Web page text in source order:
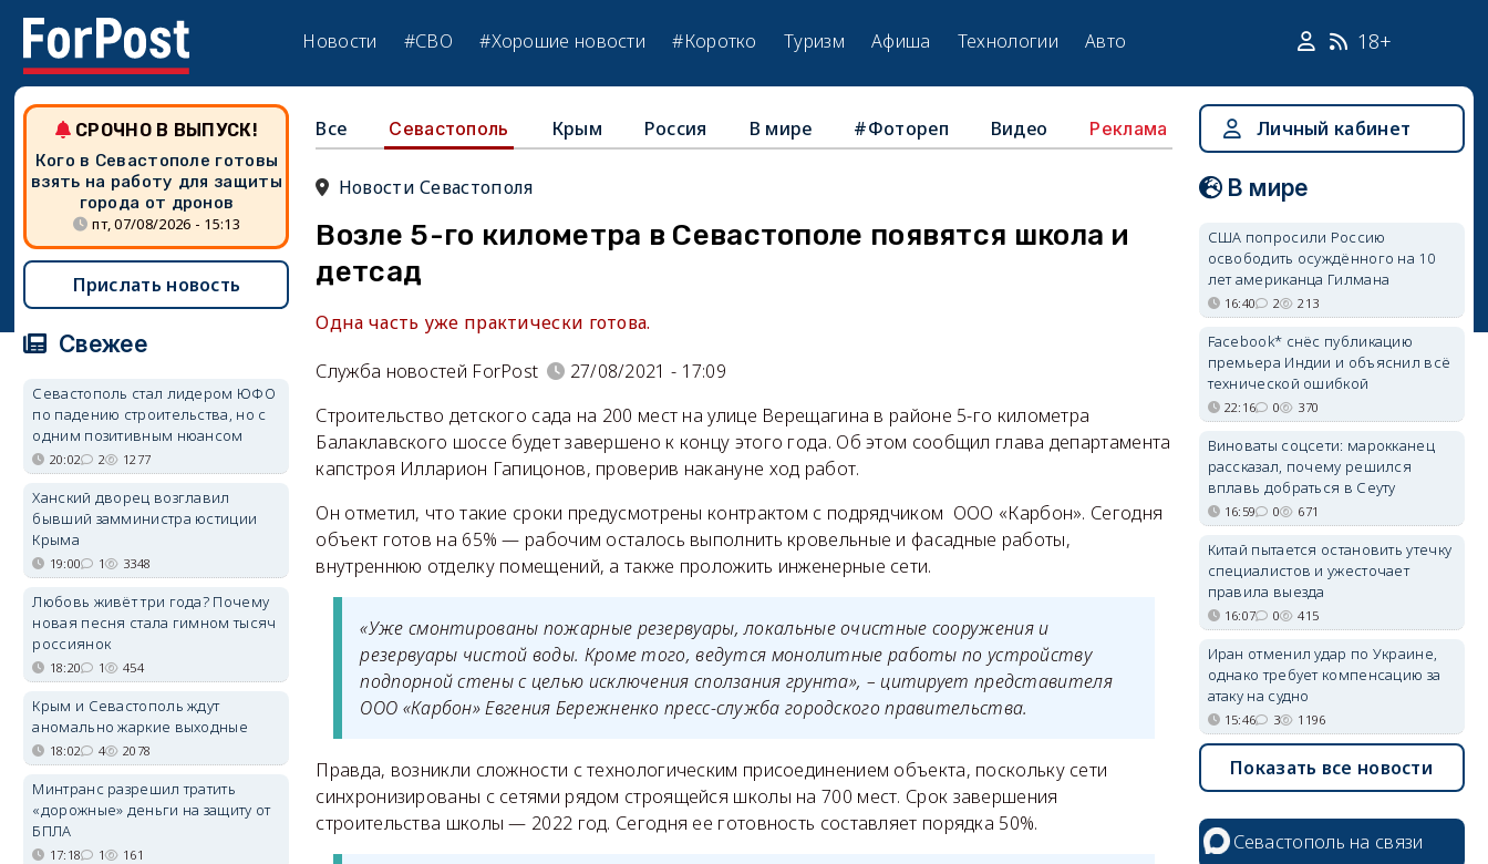
Новости #СВО #Хорошие новости #Коротко Туризм Афиша Технологии Авто 18+
Все Севастополь Крым Россия В мире #Фотореп Видео Реклама
Новости Севастополя
Возле 5-го километра в Севастополе появятся школа и
детсад
Одна часть уже практически готова.
Служба новостей ForPost
27/08/2021 - 17:09
Строительство детского сада на 200 мест на улице Верещагина в районе 5-го километра
Балаклавского шоссе будет завершено к концу этого года. Об этом сообщил глава департамента
капстроя Илларион Гапицонов, проверив накануне ход работ.
Он отметил, что такие сроки предусмотрены контрактом с подрядчиком ООО «Карбон». Сегодня
объект готов на 65% — рабочим осталось выполнить кровельные и фасадные работы,
внутреннюю отделку помещений, а также проложить инженерные сети.
«Уже смонтированы пожарные резервуары, локальные очистные сооружения и
резервуары чистой воды. Кроме того, ведутся монолитные работы по устройству
подпорной стены с целью исключения сползания грунта», – цитирует представителя
ООО «Карбон» Евгения Бережненко пресс-служба городского правительства.
Правда, возникли сложности с технологическим присоединением объекта, поскольку сети
синхронизированы с сетями рядом строящейся школы на 700 мест. Срок завершения
строительства школы — 2022 год. Сегодня ее готовность составляет порядка 50%.
СРОЧНО В ВЫПУСК!
Кого в Севастополе готовы
взять на работу для защиты
города от дронов
пт, 07/08/2026 - 15:13
Прислать новость
Свежее
Севастополь стал лидером ЮФО
по падению строительства, но с
одним позитивным нюансом
20:02 2 1277
Ханский дворец возглавил
бывший замминистра юстиции
Крыма
19:00 1 3348
Любовь живёт три года? Почему
новая песня стала гимном тысяч
россиянок
18:20 1 454
Крым и Севастополь ждут
аномально жаркие выходные
18:02 4 2078
Минтранс разрешил тратить
«дорожные» деньги на защиту от
БПЛА
17:18 1 161
Личный кабинет
В мире
США попросили Россию
освободить осуждённого на 10
лет американца Гилмана
16:40 2 213
Facebook* снёс публикацию
премьера Индии и объяснил всё
технической ошибкой
22:16 0 370
Виноваты соцсети: марокканец
рассказал, почему решился
вплавь добраться в Сеуту
16:59 0 671
Китай пытается остановить утечку
специалистов и ужесточает
правила выезда
16:07 0 415
Иран отменил удар по Украине,
однако требует компенсацию за
атаку на судно
15:46 3 1196
Показать все новости
Севастополь на связи